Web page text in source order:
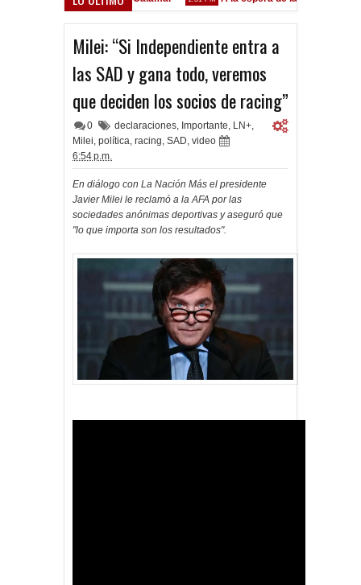
Milei: “Si Independiente entra a
las SAD y gana todo, veremos
que deciden los socios de racing”
0 declaraciones, Importante, LN+,
Milei, política, racing, SAD, video
6:54 p.m.
En diálogo con La Nación Más el presidente
Javier Milei le reclamó a la AFA por las
sociedades anónimas deportivas y aseguró que
"lo que importa son los resultados".